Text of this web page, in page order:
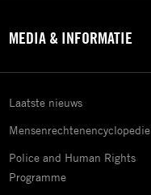
MEDIA & INFORMATIE
Laatste nieuws
Mensenrechtenencyclopedie
Police and Human Rights
Programme